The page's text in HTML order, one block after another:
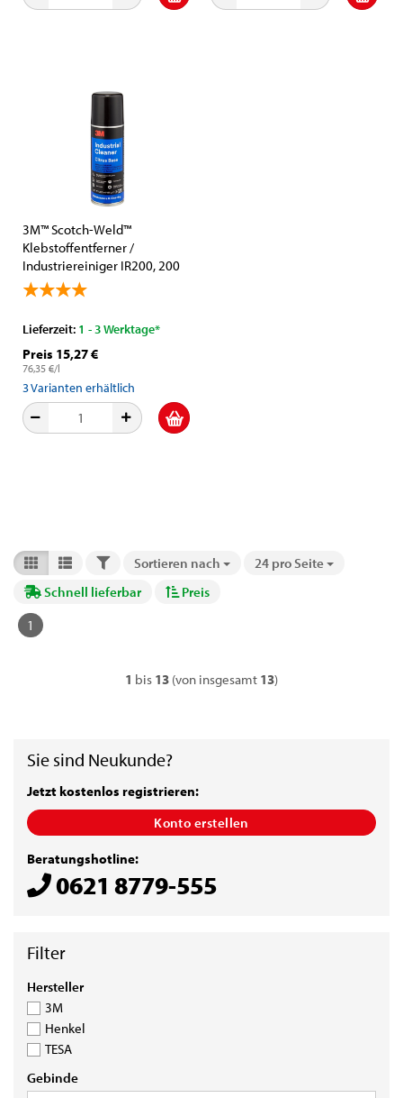
3M™ Scotch-Weld™
Klebstoffentferner /
Industriereiniger IR200, 200
ml, Klar, Auf Limonenbasis
Lieferzeit: 1 - 3 Werktage*
Preis 15,27 €
76,35 €/l
3Varianten erhältlich
FILTERSortieren nach
Sortieren nach 24 pro Seite
pro Seite
Schnell lieferbar
Preis
1
1 bis 13 (von insgesamt 13)
Sie sind Neukunde?
Jetzt kostenlos registrieren:
Konto erstellen
Beratungshotline:
0621 8779-555
HERSTELLER
Hersteller
3M
Henkel
TESA
GEBINDE
Gebinde